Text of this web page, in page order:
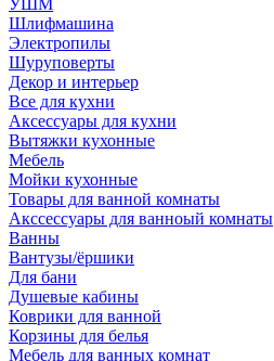
УШМ
Шлифмашина
Электропилы
Шуруповерты
Декор и интерьер
Все для кухни
Аксессуары для кухни
Вытяжки кухонные
Мебель
Мойки кухонные
Товары для ванной комнаты
Акссессуары для ванноый комнаты
Ванны
Вантузы/ёршики
Для бани
Душевые кабины
Коврики для ванной
Корзины для белья
Мебель для ванных комнат